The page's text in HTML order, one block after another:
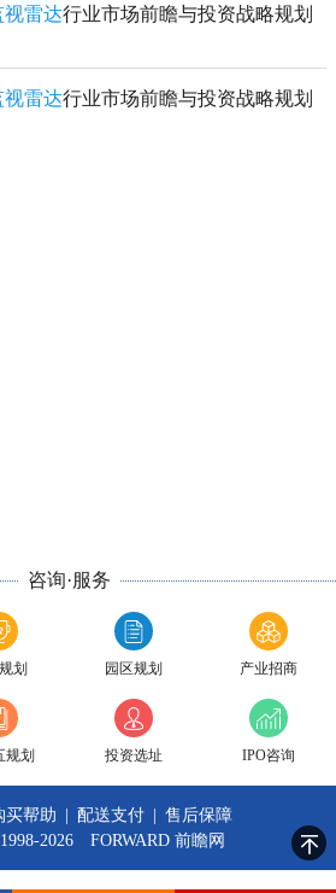
雷达行业市场前瞻与投资战略规划
雷达行业市场前瞻与投资战略规划
咨询·服务
划 园区规划 产业招商
规划 投资选址 IPO咨询
买帮助 配送支付
售后保障
2026 FORWARD 前瞻网